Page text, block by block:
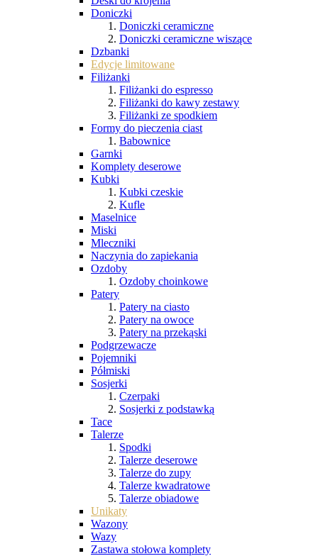
Doniczki
Doniczki ceramiczne
Doniczki ceramiczne wiszące
Dzbanki
Edycje limitowane
Filiżanki
Filiżanki do espresso
Filiżanki do kawy zestawy
Filiżanki ze spodkiem
Formy do pieczenia ciast
Babownice
Garnki
Komplety deserowe
Kubki
Kubki czeskie
Kufle
Maselnice
Miski
Mleczniki
Naczynia do zapiekania
Ozdoby
Ozdoby choinkowe
Patery
Patery na ciasto
Patery na owoce
Patery na przekąski
Podgrzewacze
Pojemniki
Półmiski
Sosjerki
Czerpaki
Sosjerki z podstawką
Tace
Talerze
Spodki
Talerze deserowe
Talerze do zupy
Talerze kwadratowe
Talerze obiadowe
Unikaty
Wazony
Wazy
Zastawa stołowa komplety